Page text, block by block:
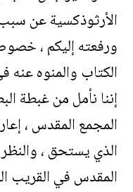
الأرثوذكسية عن
ورفعته إليكم ،
الكتاب والمنوه عنه في البند ـ 3 ـ
إننا نأمل من غبطة
المجمع المقدس ،
الذي يستحق ،
المقدس في القريب